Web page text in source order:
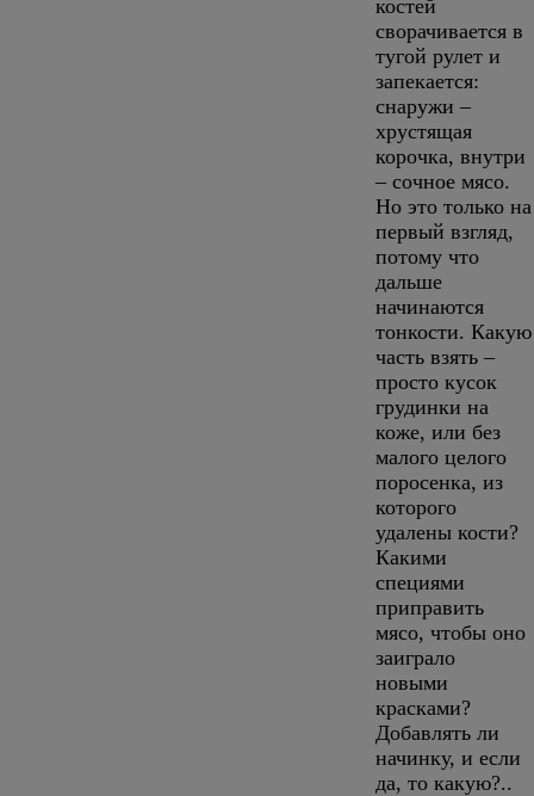
костей
сворачивается в
тугой рулет и
запекается:
снаружи –
хрустящая
корочка, внутри
– сочное мясо.
Но это только на
первый взгляд,
потому что
дальше
начинаются
тонкости. Какую
часть взять –
просто кусок
грудинки на
коже, или без
малого целого
поросенка, из
которого
удалены кости?
Какими
специями
приправить
мясо, чтобы оно
заиграло
новыми
красками?
Добавлять ли
начинку, и если
да, то какую?..